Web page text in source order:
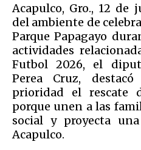
Acapulco, Gro., 12 de
del ambiente de
Parque Papagayo
actividades
Futbol 2026, el
Perea Cruz,
prioridad el rescate
porque unen a las
social y proyecta
Acapulco.